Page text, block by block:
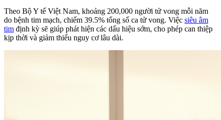
Theo Bộ Y tế Việt Nam, khoảng 200,000 người tử vong mỗi năm
do bệnh tim mạch, chiếm 39.5% tổng số ca tử vong. Việc siêu âm
tim định kỳ sẽ giúp phát hiện các dấu hiệu sớm, cho phép can thiệp
kịp thời và giảm thiểu nguy cơ lâu dài.